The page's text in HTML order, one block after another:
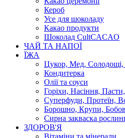
Кероб
Усе для шоколаду
Какао продукти
Шоколад CultCACAO
ЧАЙ ТА НАПОЇ
ЇЖА
Цукор, Мед,
Кондитерка
Олії та соуси
Горіхи, Насіння,
Суперфуди, Протеїн,
Борошно, Крупи,
Сирна закваска
ЗДОРОВ'Я
Вітаміни та мінерали